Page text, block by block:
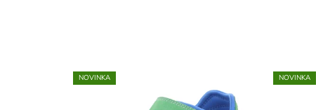
NOVINKA NOVINKA